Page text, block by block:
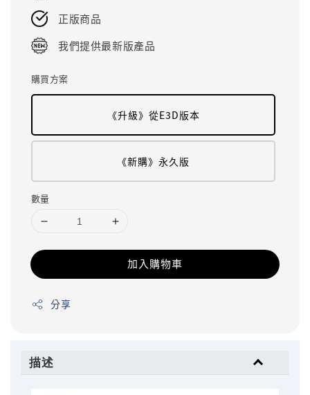
正版商品
我們提供最新版產品
購買方案
《升級》從E3D版本
《新購》永久版
數量
加入購物車
分享
描述